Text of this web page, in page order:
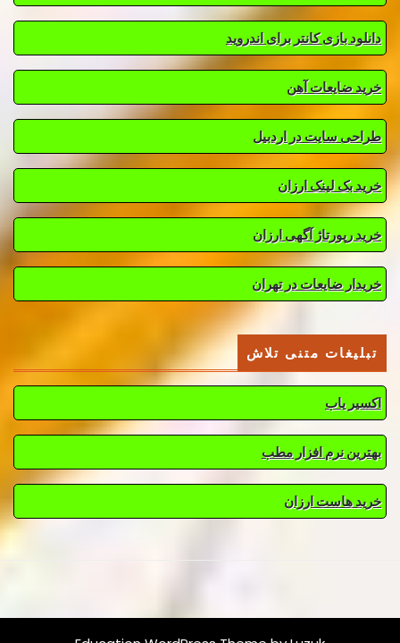
دانلود بازی کانتر برای اندروید
خرید ضایعات آهن
طراحی سایت در اردبیل
خرید بک لینک ارزان
خرید رپورتاژ آگهی ارزان
خریدار ضایعات در تهران
تبلیغات متنی تلاش
اکسیر یاب
بهترین نرم افزار مطب
خرید هاست ارزان